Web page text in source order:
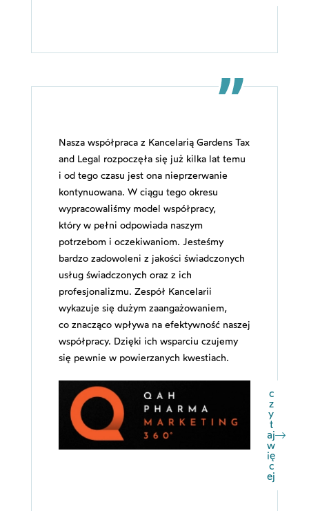
Nasza współpraca z Kancelarią Gardens Tax
and Legal rozpoczęła się już kilka lat temu
i od tego czasu jest ona nieprzerwanie
kontynuowana. W ciągu tego okresu
wypracowaliśmy model współpracy,
który w pełni odpowiada naszym
potrzebom i oczekiwaniom. Jesteśmy
bardzo zadowoleni z jakości świadczonych
usług świadczonych oraz z ich
profesjonalizmu. Zespół Kancelarii
wykazuje się dużym zaangażowaniem,
co znacząco wpływa na efektywność naszej
współpracy. Dzięki ich wsparciu czujemy
się pewnie w powierzanych kwestiach.
c
z
y
t
aj
w
ię
c
ej